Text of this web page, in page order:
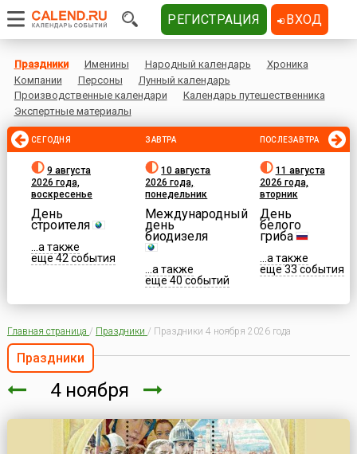
Праздники Именины Народный календарь
Хроника
Компании
Персоны
Лунный календарь
Производственные календари
Календарь путешественника
Экспертные материалы
СЕГОДНЯ
9 августа
2026 года,
воскресенье
День
строителя
...а также
еще 42 события
ЗАВТРА
10 августа
2026 года,
понедельник
Международный
день
биодизеля
...а также
еще 40 событий
ПОСЛЕЗАВТРА
11 августа
2026 года,
вторник
День
белого
гриба
...а также
еще 33 события
Главная страница / Праздники / Праздники 4 ноября 2026 года
Праздники
4 ноября
РЕГИСТРАЦИЯ ВХОД